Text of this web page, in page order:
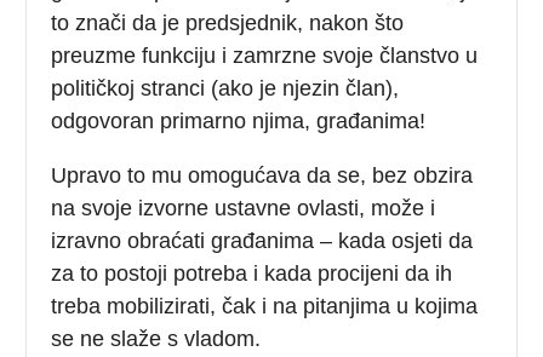
to znači da je predsjednik, nakon što
preuzme funkciju i zamrzne svoje članstvo u
političkoj stranci (ako je njezin član),
odgovoran primarno njima, građanima!
Upravo to mu omogućava da se, bez obzira
na svoje izvorne ustavne ovlasti, može i
izravno obraćati građanima – kada osjeti da
za to postoji potreba i kada procijeni da ih
treba mobilizirati, čak i na pitanjima u kojima
se ne slaže s vladom.